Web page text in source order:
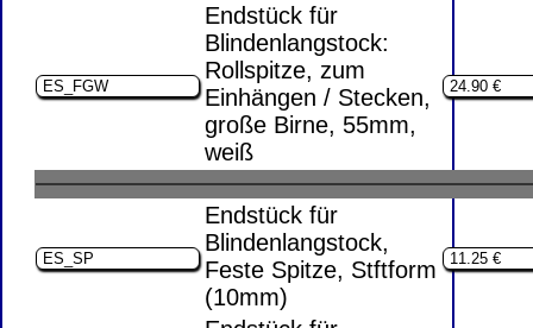
Endstück für
Blindenlangstock:
Rollspitze, zum
Einhängen / Stecken,
große Birne, 55mm,
weiß
Endstück für
Blindenlangstock,
Feste Spitze, Stftform
(10mm)